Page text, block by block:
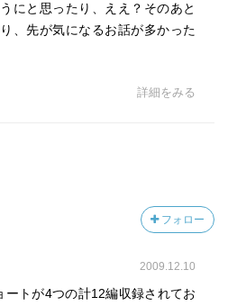
にと思ったり、ええ？そのあと
、先が気になるお話が多かった
詳細をみる
フォロー
2009.12.10
トが4つの計12編収録されてお